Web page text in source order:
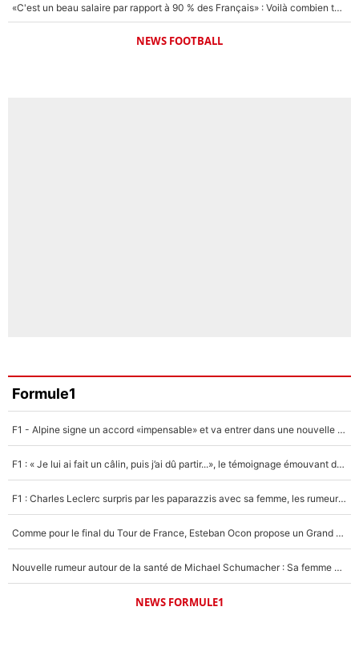
«C'est un beau salaire par rapport à 90 % des Français» : Voilà combien touchait Nelson Monfort sur France Télévisions avant de rejoindre CNews
NEWS FOOTBALL
Formule1
F1 - Alpine signe un accord «impensable» et va entrer dans une nouvelle dimension : Grande nouvelle pour Pierre Gasly !
F1 : « Je lui ai fait un câlin, puis j’ai dû partir...», le témoignage émouvant de Max Verstappen sur sa fille
F1 : Charles Leclerc surpris par les paparazzis avec sa femme, les rumeurs étaient vraies !
Comme pour le final du Tour de France, Esteban Ocon propose un Grand Prix de Formule 1 à Paris : «Autour de l’Arc de Triomphe, ce serait génial» !
Nouvelle rumeur autour de la santé de Michael Schumacher : Sa femme Corinna sort du silence
NEWS FORMULE1